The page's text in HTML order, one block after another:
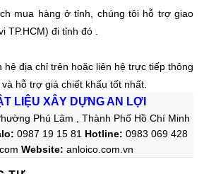
mua hàng ở tỉnh, chúng tôi hỗ trợ giao
TP.HCM) đi tỉnh đó .
hệ địa chỉ trên hoặc liên hệ trực tiếp thông
hỗ trợ giá chiết khấu tốt nhất.
LIỆU XÂY DỰNG AN LỢI
Phú Lâm , Thành Phố Hồ Chí Minh
: 0987 19 15 81 Hotline: 0983 069 428
Website: anloico.com.vn